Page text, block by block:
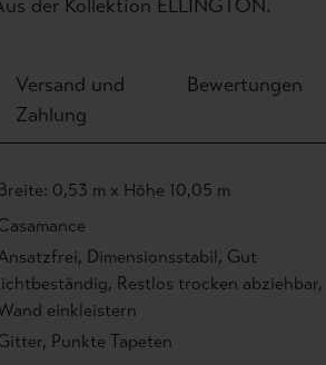
der Kollektion ELLINGTON.
Versand und
Zahlung
Bewertungen
0,53 m x Höhe 10,05 m
, Dimensionsstabil, Gut
, Restlos trocken abziehbar,
einkleistern
, Punkte Tapeten